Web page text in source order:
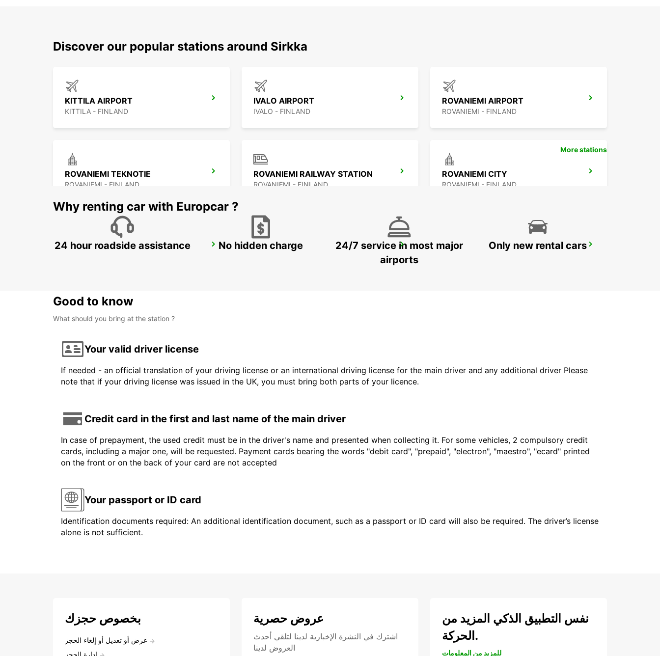
Discover our popular stations around Sirkka
KITTILA AIRPORT
KITTILA - FINLAND
IVALO AIRPORT
IVALO - FINLAND
ROVANIEMI AIRPORT
ROVANIEMI - FINLAND
ROVANIEMI TEKNOTIE
ROVANIEMI - FINLAND
ROVANIEMI RAILWAY STATION
ROVANIEMI - FINLAND
ROVANIEMI CITY
ROVANIEMI - FINLAND
GALLIVARE AIRPORT KIRUNA AIRPORT KIRUNA
More stations
Why renting car with Europcar ?
24 hour roadside assistance No hidden charge
24/7 service in most major
airports
Only new rental cars
Good to know
What should you bring at the station ?
Your valid driver license
If needed - an official translation of your driving license or an international driving license for the main driver and any additional driver Please
note that if your driving license was issued in the UK, you must bring both parts of your licence.
Credit card in the first and last name of the main driver
In case of prepayment, the used credit must be in the driver's name and presented when collecting it. For some vehicles, 2 compulsory credit
cards, including a major one, will be requested. Payment cards bearing the words "debit card", "prepaid", "electron", "maestro", "ecard" printed
on the front or on the back of your card are not accepted
Your passport or ID card
Identification documents required: An additional identification document, such as a passport or ID card will also be required. The driver’s license
alone is not sufficient.
بخصوص حجزك
عرض أو تعديل أو إلغاء الحجز
عروض حصرية
اشترك في النشرة الإخبارية لدينا لتلقي أحدث
العروض لدينا
نفس التطبيق الذكي المزيد من
الحركة.
للمزيد من المعلومات